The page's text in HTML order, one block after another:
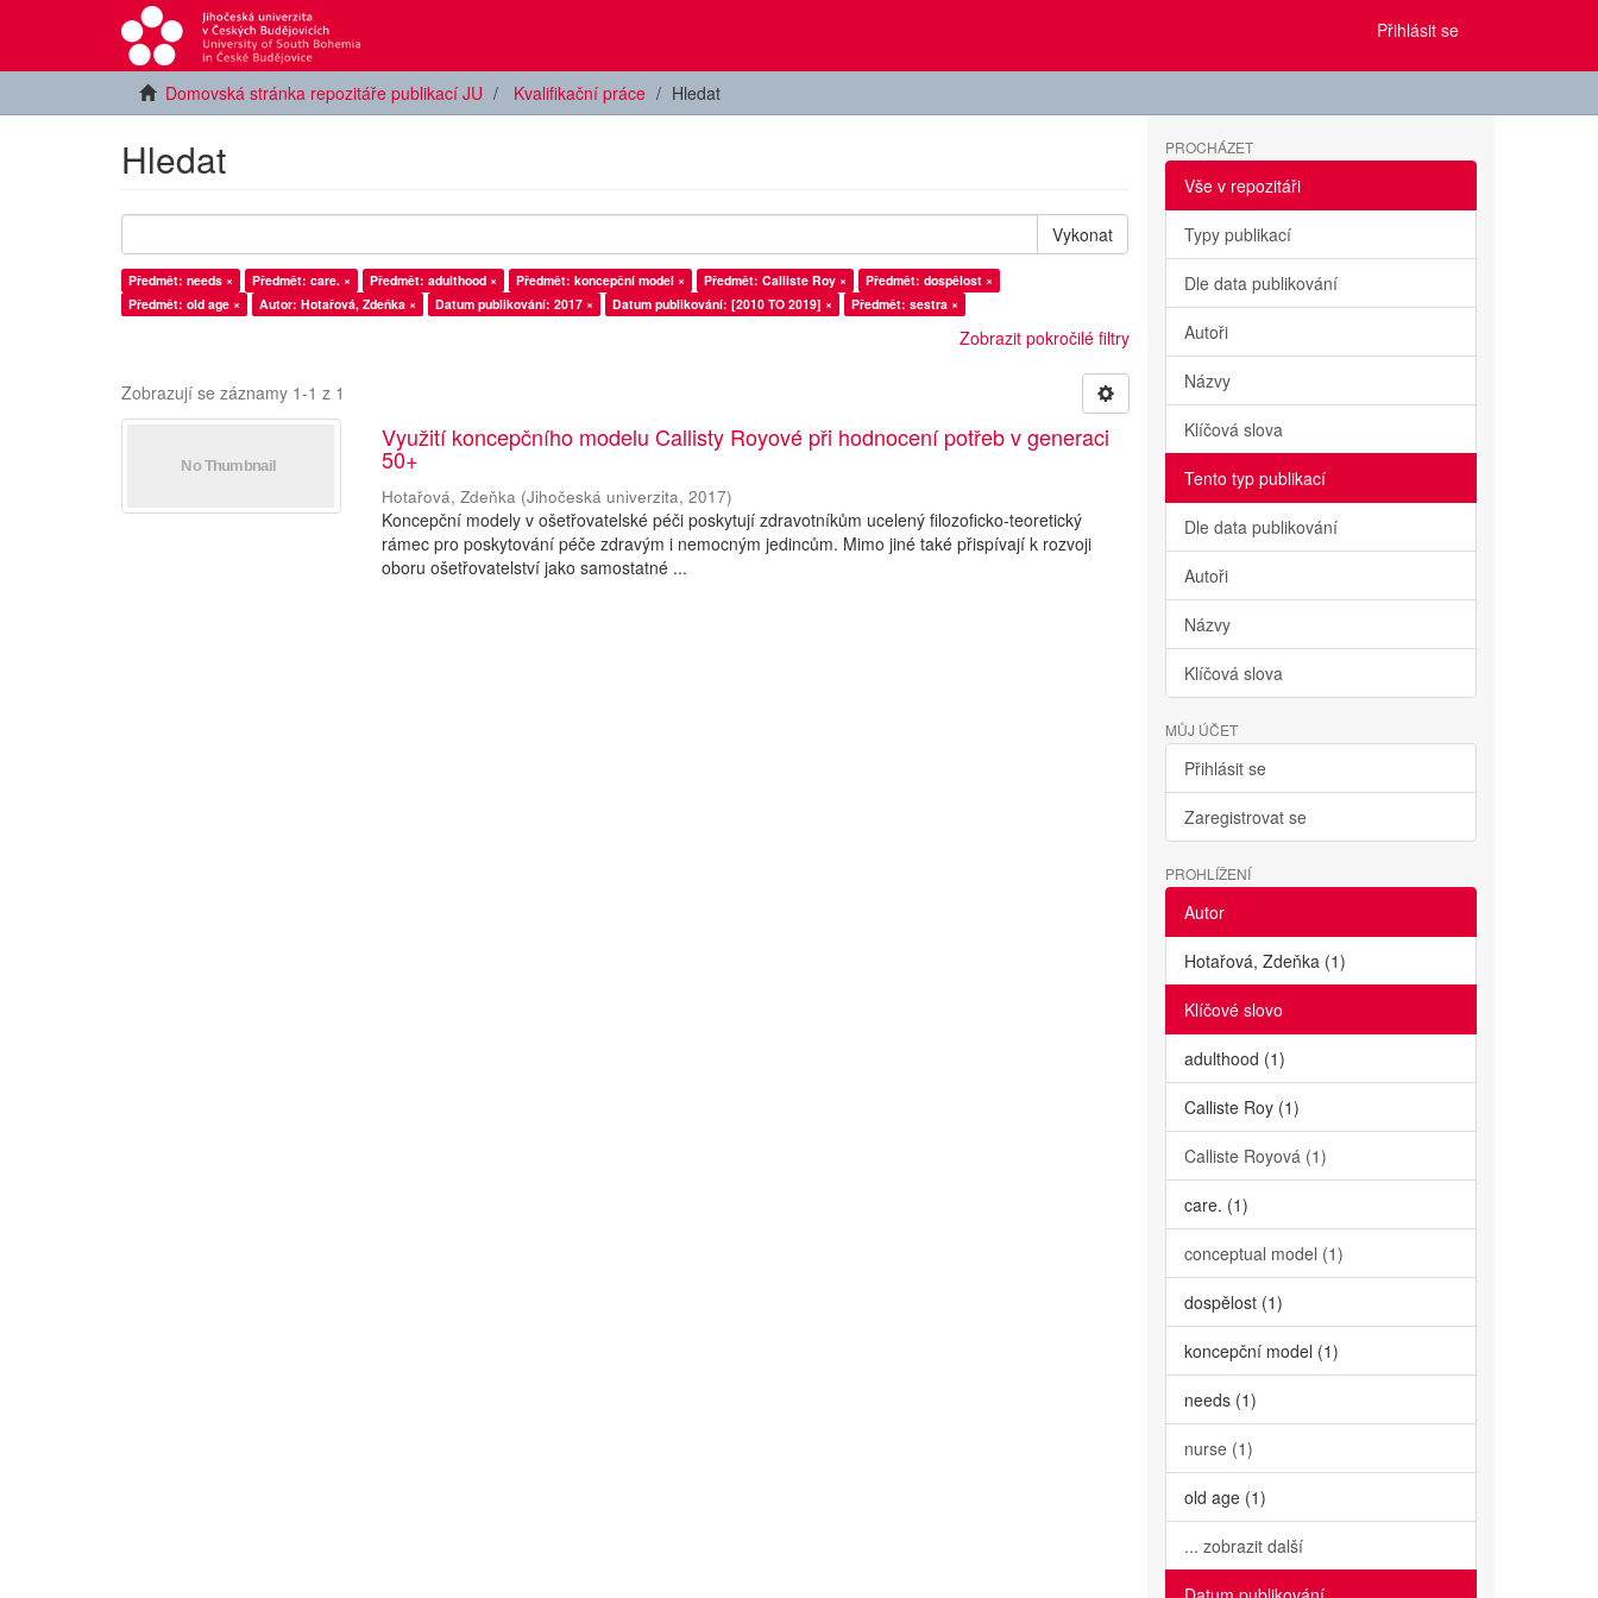
Přihlásit se
Domovská stránka repozitáře publikací JU Kvalifikační práce Hledat
Hledat
Vykonat
Předmět: needs × Předmět: care. × Předmět: adulthood × Předmět: koncepční model × Předmět: Calliste Roy ×
Předmět: dospělost ×
Předmět: old age ×
Autor: Hotařová, Zdeňka × Datum publikování: 2017 × Datum publikování: [2010 TO 2019] × Předmět: sestra ×
Zobrazit pokročilé filtry
Zobrazují se záznamy 1-1 z 1
Využití koncepčního modelu Callisty Royové při hodnocení potřeb v generaci
50+
Hotařová, Zdeňka (Jihočeská univerzita,2017)
Koncepční modely v ošetřovatelské péči poskytují zdravotníkům ucelený filozoficko-teoretický
rámec pro poskytování péče zdravým i nemocným jedincům. Mimo jiné také přispívají k rozvoji
oboru ošetřovatelství jako samostatné ...
PROCHÁZET
Vše v repozitáři
Typy publikací
Dle data publikování
Autoři
Názvy
Klíčová slova
Tento typ publikací
Dle data publikování
Autoři
Názvy
Klíčová slova
MŮJ ÚČET
Přihlásit se
Zaregistrovat se
PROHLÍŽENÍ
Autor
Hotařová, Zdeňka (1)
Klíčové slovo
adulthood (1)
Calliste Roy (1)
Calliste Royová (1)
care. (1)
conceptual model (1)
dospělost (1)
koncepční model (1)
needs (1)
nurse (1)
old age (1)
... zobrazit další